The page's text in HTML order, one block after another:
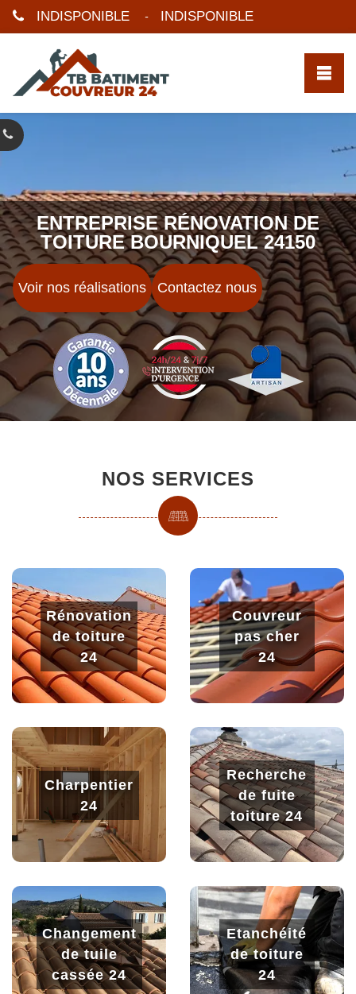
INDISPONIBLE - INDISPONIBLE
ENTREPRISE RÉNOVATION DE
TOITURE BOURNIQUEL 24150
Voir nos réalisations Contactez nous
NOS SERVICES
Rénovation
de toiture
24
Couvreur
pas cher
24
Charpentier
24
Recherche
de fuite
toiture 24
Changement
de tuile
cassée 24
Etanchéité
de toiture
24